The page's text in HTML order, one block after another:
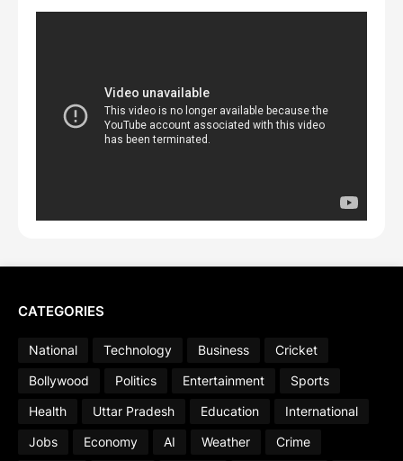
CATEGORIES
National Technology Business
Cricket
Bollywood
Politics Entertainment
Sports
Health
Uttar Pradesh Education
International
Jobs
Economy AI Weather
Crime